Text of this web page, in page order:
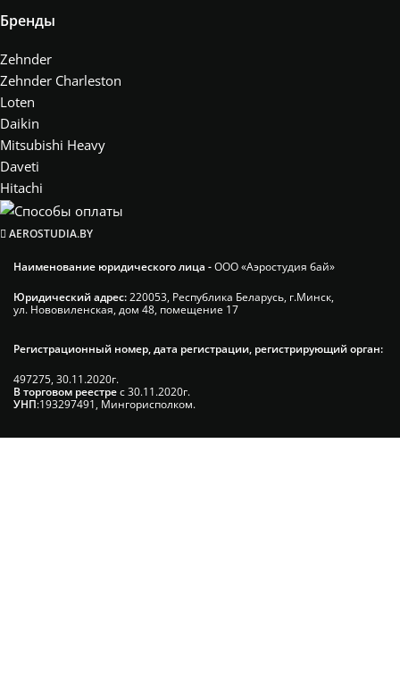
Бренды
Zehnder
Zehnder Charleston
Loten
Daikin
Mitsubishi Heavy
Daveti
Hitachi
AEROSTUDIA.BY
Наименование юридического лица -ООО «Аэростудия бай»
Юридический адрес:220053, Республика Беларусь, г.Минск,
ул. Нововиленская, дом 48, помещение 17
Регистрационный номер, дата регистрации, регистрирующий орган:
497275, 30.11.2020г.
В торговом реестрес 30.11.2020г.
УНП:193297491, Мингорисполком.